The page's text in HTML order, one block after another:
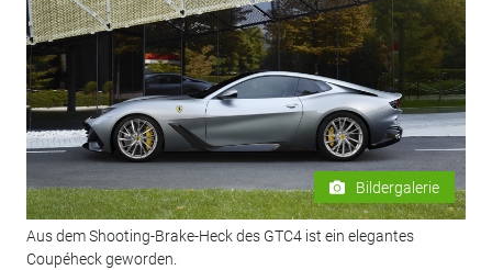
Bildergalerie
Aus dem Shooting-Brake-Heck des GTC4 ist ein elegantes
Coupéheck geworden.